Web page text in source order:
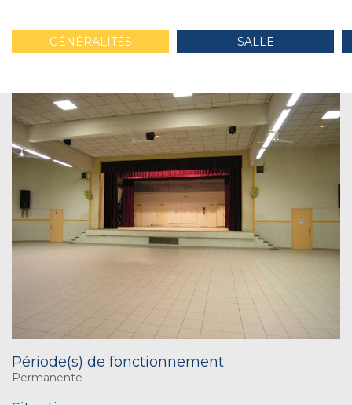
GÉNÉRALITÉS SALLE
Période(s) de fonctionnement
Permanente